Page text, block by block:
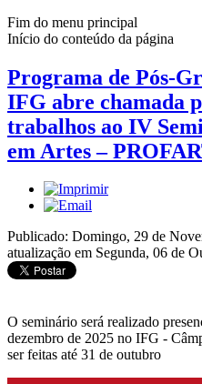
Fim do menu principal
Início do conteúdo da página
Programa de Pós-
IFG abre chamada
trabalhos ao IV
em Artes –
Publicado: Domingo, 29 de
atualização em Segunda, 06 de
O seminário será realizado
dezembro de 2025 no IFG -
ser feitas até 31 de outubro